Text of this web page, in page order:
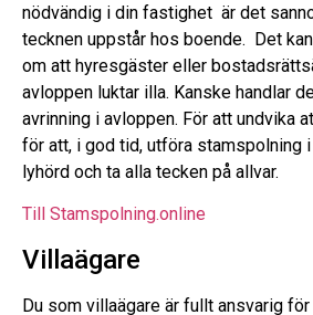
nödvändig i din fastighet är det
tecknen uppstår hos boende. Det
om att hyresgäster eller
avloppen luktar illa. Kanske handlar
avrinning i avloppen. För att undvika
för att, i god tid, utföra stamspolning
lyhörd och ta alla tecken på allvar.
Till Stamspolning.online
Villaägare
Du som villaägare är fullt ansvarig